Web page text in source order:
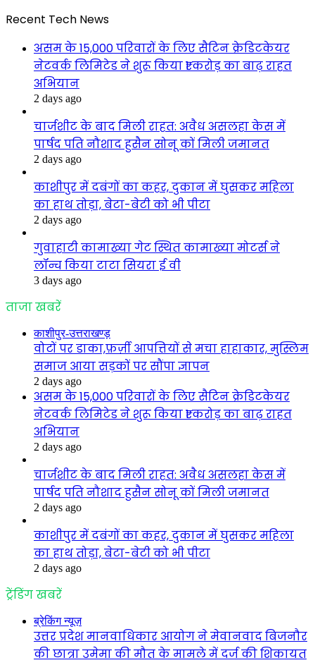
Recent Tech News
असम के 15,000 परिवारों के लिए सैटिन क्रेडिटकेयर
नेटवर्क लिमिटेड ने शुरू किया ₹1 करोड़ का बाढ़ राहत
अभियान
2 days ago
चार्जशीट के बाद मिली राहत: अवैध असलहा केस में
पार्षद पति नौशाद हुसैन सोनू कों मिली जमानत
2 days ago
काशीपुर में दबंगों का कहर, दुकान में घुसकर महिला
का हाथ तोड़ा, बेटा-बेटी को भी पीटा
2 days ago
गुवाहाटी कामाख्या गेट स्थित कामाख्या मोटर्स ने
लॉन्च किया टाटा सियरा ई वी
3 days ago
ताजा खबरें
काशीपुर-उत्तराखण्ड़
वोटों पर डाका,फ़र्ज़ी आपत्तियों से मचा हाहाकार, मुस्लिम
समाज आया सड़कों पर सौंपा ज्ञापन
2 days ago
असम के 15,000 परिवारों के लिए सैटिन क्रेडिटकेयर
नेटवर्क लिमिटेड ने शुरू किया ₹1 करोड़ का बाढ़ राहत
अभियान
2 days ago
चार्जशीट के बाद मिली राहत: अवैध असलहा केस में
पार्षद पति नौशाद हुसैन सोनू कों मिली जमानत
2 days ago
काशीपुर में दबंगों का कहर, दुकान में घुसकर महिला
का हाथ तोड़ा, बेटा-बेटी को भी पीटा
2 days ago
ट्रेंडिंग खबरें
ब्रेकिंग न्यूज़
उत्तर प्रदेश मानवाधिकार आयोग ने मेवानवाद बिजनौर
की छात्रा उमेमा की मौत के मामले में दर्ज की शिकायत